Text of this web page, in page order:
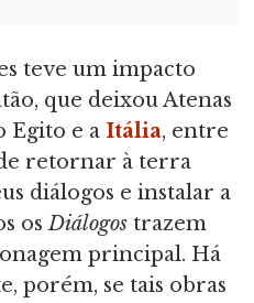
teve um impacto
que deixou Atenas
Egito e a Itália, entre
retornar à terra
diálogos e instalar a
osDiálogos trazem
principal. Há
porém, se tais obras